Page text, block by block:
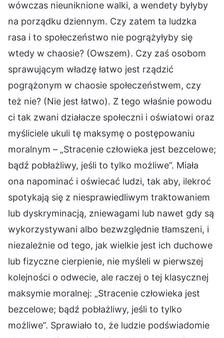
wówczas nieuniknione walki, a wendety byłyby
na porządku dziennym. Czy zatem ta ludzka
rasa i to społeczeństwo nie pogrążyłyby się
wtedy w chaosie? (Owszem). Czy zaś osobom
sprawującym władzę łatwo jest rządzić
pogrążonym w chaosie społeczeństwem, czy
też nie? (Nie jest łatwo). Z tego właśnie powodu
ci tak zwani działacze społeczni i oświatowi oraz
myśliciele ukuli tę maksymę o postępowaniu
moralnym – „Stracenie człowieka jest bezcelowe;
bądź pobłażliwy, jeśli to tylko możliwe”. Miała
ona napominać i oświecać ludzi, tak aby, ilekroć
spotykają się z niesprawiedliwym traktowaniem
lub dyskryminacją, zniewagami lub nawet gdy są
wykorzystywani albo bezwzględnie tłamszeni, i
niezależnie od tego, jak wielkie jest ich duchowe
lub fizyczne cierpienie, nie myśleli w pierwszej
kolejności o odwecie, ale raczej o tej klasycznej
maksymie moralnej: „Stracenie człowieka jest
bezcelowe; bądź pobłażliwy, jeśli to tylko
możliwe”. Sprawiało to, że ludzie podświadomie